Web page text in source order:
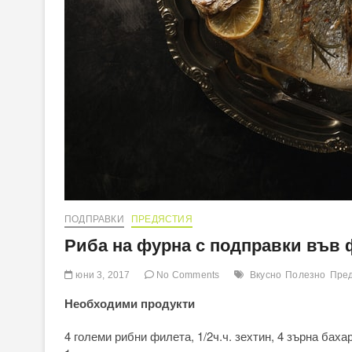
ПОДПРАВКИ ПРЕДЯСТИЯ
Риба на фурна с подправки във
юни 3, 2017 No Comments Вкусно Полезно
Необходими продукти
4 големи рибни филета, 1/2ч.ч. зехтин, 4 зърна